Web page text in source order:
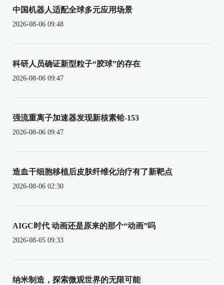
中国机器人适配全球多元应用场景
2026-08-06 09:48
科研人员确证新型粒子“胶球”的存在
2026-08-06 09:47
强流重离子加速器发现新核素铪-153
2026-08-06 09:47
造血干细胞移植后皮肤纤维化治疗有了新靶点
2026-08-06 02:30
AIGC时代 动画还是原来的那个“动画”吗
2026-08-05 09:33
纳米制造，探索微观世界的无限可能